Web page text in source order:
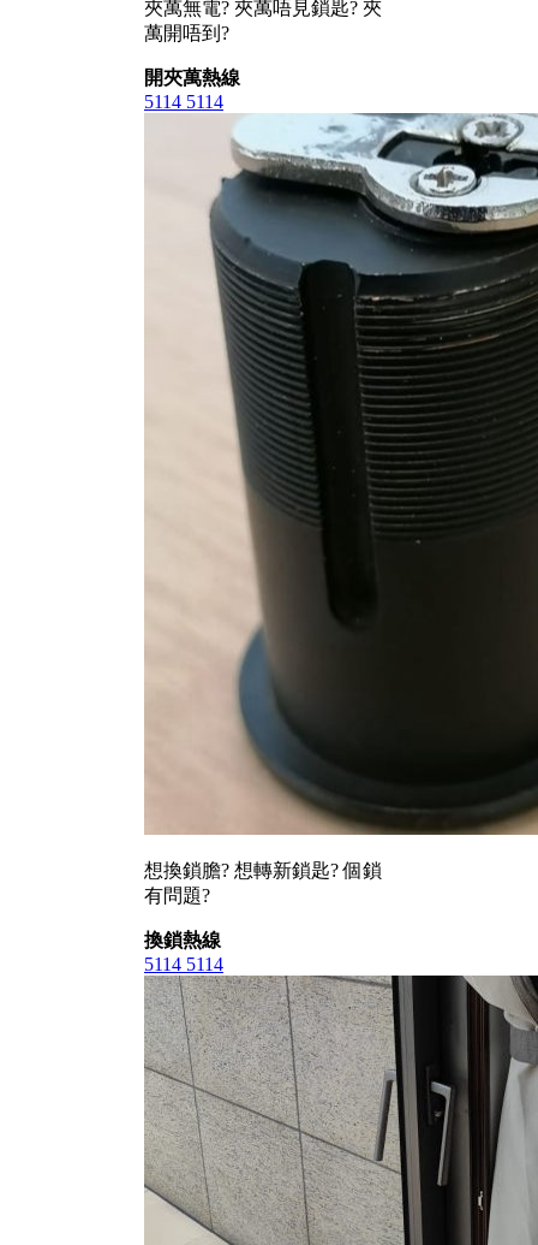
夾萬無電? 夾萬唔見鎖匙? 夾
萬開唔到?
開夾萬熱線
5114 5114
想換鎖膽? 想轉新鎖匙? 個鎖
有問題?
換鎖熱線
5114 5114